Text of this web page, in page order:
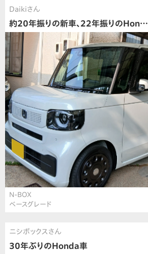
Daikiさん
約20年振りの新車、22年振りのHon…
N-BOX
ベースグレード
ニシボックスさん
30年ぶりのHonda車